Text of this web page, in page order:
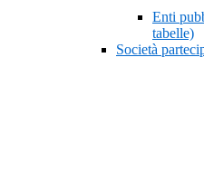
Enti
tabelle)
Società